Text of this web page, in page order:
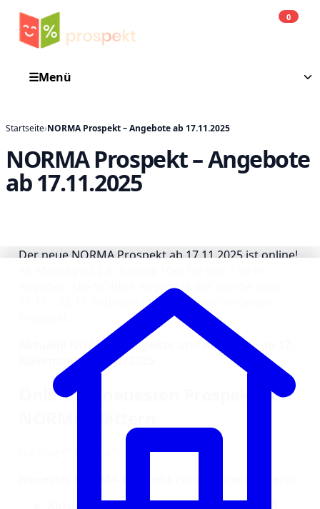
0
☰Menü
Startseite›NORMA Prospekt – Angebote ab 17.11.2025
NORMA Prospekt – Angebote
ab 17.11.2025
Der neue NORMA Prospekt ab 17.11.2025 ist online!
Angebot. Alle NORMA Angebote der Woche vom
17.11 – 22.11 findest du hier bequem im Online-
Aktuelle NORMA Prospekte und Angebote ab 17.
November – KW 47/2025
Online im neuesten Prospekt von